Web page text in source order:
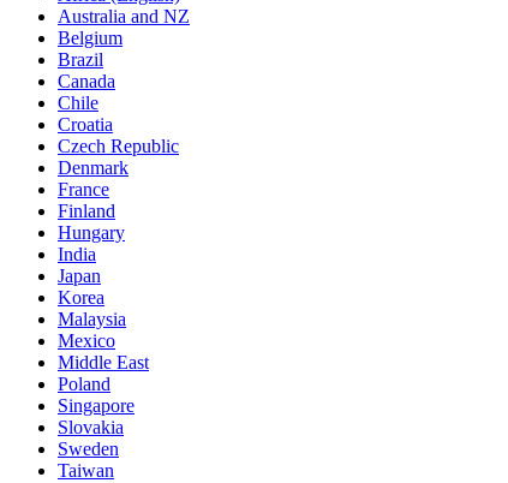
Australia and NZ
Belgium
Brazil
Canada
Chile
Croatia
Czech Republic
Denmark
France
Finland
Hungary
India
Japan
Korea
Malaysia
Mexico
Middle East
Poland
Singapore
Slovakia
Sweden
Taiwan